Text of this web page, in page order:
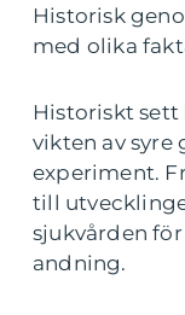
Historisk
med olika
Historiskt sett
vikten av
experiment.
till
sjukvården
andning.